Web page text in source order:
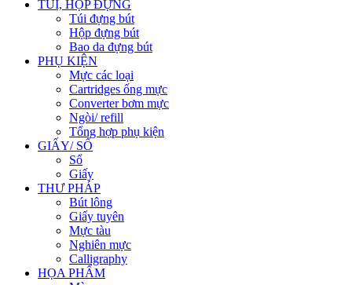
TÚI, HỘP ĐỰNG
Túi đựng bút
Hộp đựng bút
Bao da đựng bút
PHỤ KIỆN
Mực các loại
Cartridges ống mực
Converter bơm mực
Ngòi/ refill
Tổng hợp phụ kiện
GIẤY/ SỔ
Sổ
Giấy
THƯ PHÁP
Bút lông
Giấy tuyên
Mực tàu
Nghiên mực
Calligraphy
HỌA PHẨM